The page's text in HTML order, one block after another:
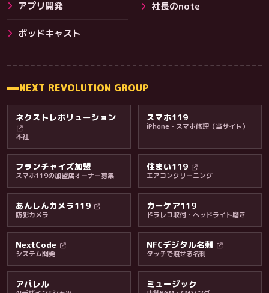
その他サービス
料金・保証・ご案内
アプリ開発 社長のnote
ポッドキャスト
NEXT REVOLUTION GROUP
ネクストレボリューション
本社
スマホ119
iPhone・スマホ修理（当サイト）
フランチャイズ加盟
スマホ119の加盟店オーナー募集
住まい119
エアコンクリーニング
あんしんカメラ119
防犯カメラ
カーケア119
ドラレコ取付・ヘッドライト磨き
NextCode
システム開発
NFCデジタル名刺
タッチで渡せる名刺
アパレル ミュージック